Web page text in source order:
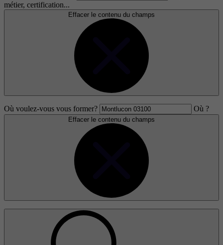
métier, certification...
Effacer le contenu du champs
Où voulez-vous vous former? Où ?
Effacer le contenu du champs